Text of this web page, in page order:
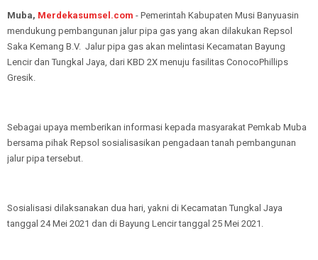
Muba, Merdekasumsel.com - Pemerintah Kabupaten Musi Banyuasin
mendukung pembangunan jalur pipa gas yang akan dilakukan Repsol
Saka Kemang B.V. Jalur pipa gas akan melintasi Kecamatan Bayung
Lencir dan Tungkal Jaya, dari KBD 2X menuju fasilitas ConocoPhillips
Gresik.
Sebagai upaya memberikan informasi kepada masyarakat Pemkab Muba
bersama pihak Repsol sosialisasikan pengadaan tanah pembangunan
jalur pipa tersebut.
Sosialisasi dilaksanakan dua hari, yakni di Kecamatan Tungkal Jaya
tanggal 24 Mei 2021 dan di Bayung Lencir tanggal 25 Mei 2021.